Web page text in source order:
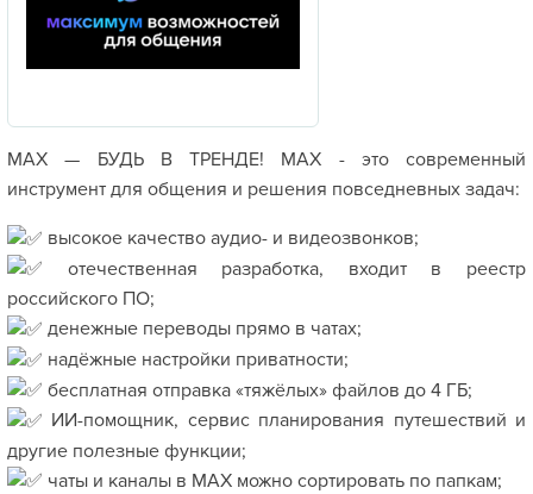
МАХ — БУДЬ В ТРЕНДЕ! МАХ - это современный
инструмент для общения и решения повседневных задач:
высокое качество аудио- и видеозвонков;
отечественная разработка, входит в реестр
российского ПО;
денежные переводы прямо в чатах;
надёжные настройки приватности;
бесплатная отправка «тяжёлых» файлов до 4 ГБ;
ИИ-помощник, сервис планирования путешествий и
другие полезные функции;
чаты и каналы в МАХ можно сортировать по папкам;